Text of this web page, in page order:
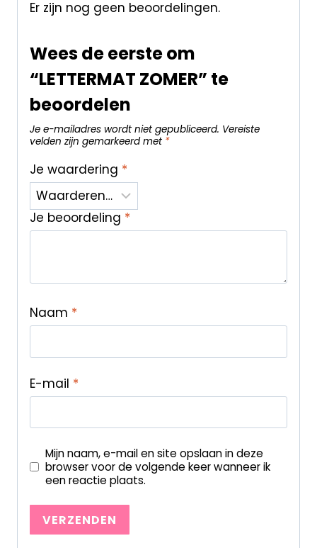
Er zijn nog geen beoordelingen.
Wees de eerste om
“LETTERMAT ZOMER” te
beoordelen
Je e-mailadres wordt niet gepubliceerd. Vereiste
velden zijn gemarkeerd met *
Je waardering *
Je beoordeling *
Naam *
E-mail *
Mijn naam, e-mail en site opslaan in deze
browser voor de volgende keer wanneer ik
een reactie plaats.